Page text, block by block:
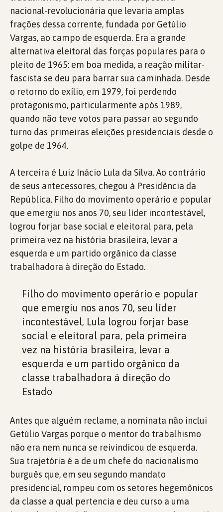
nacional-revolucionária que levaria amplas
frações dessa corrente, fundada por Getúlio
Vargas, ao campo de esquerda. Era a grande
alternativa eleitoral das forças populares para o
pleito de 1965: em boa medida, a reação militar-
fascista se deu para barrar sua caminhada. Desde
o retorno do exílio, em 1979, foi perdendo
protagonismo, particularmente após 1989,
quando não teve votos para passar ao segundo
turno das primeiras eleições presidenciais desde o
golpe de 1964.
A terceira é Luiz Inácio Lula da Silva. Ao contrário
de seus antecessores, chegou à Presidência da
República. Filho do movimento operário e popular
que emergiu nos anos 70, seu líder incontestável,
logrou forjar base social e eleitoral para, pela
primeira vez na história brasileira, levar a
esquerda e um partido orgânico da classe
trabalhadora à direção do Estado.
Filho do movimento operário e popular
que emergiu nos anos 70, seu líder
incontestável, Lula logrou forjar base
social e eleitoral para, pela primeira
vez na história brasileira, levar a
esquerda e um partido orgânico da
classe trabalhadora à direção do
Estado
Antes que alguém reclame, a nominata não inclui
Getúlio Vargas porque o mentor do trabalhismo
não era nem nunca se reivindicou de esquerda.
Sua trajetória é a de um chefe do nacionalismo
burguês que, em seu segundo mandato
presidencial, rompeu com os setores hegemônicos
da classe a qual pertencia e deu curso a uma